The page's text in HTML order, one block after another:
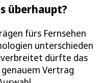
überhaupt?
fürs Fernsehen
unterschieden
dürfte das
genauem Vertrag